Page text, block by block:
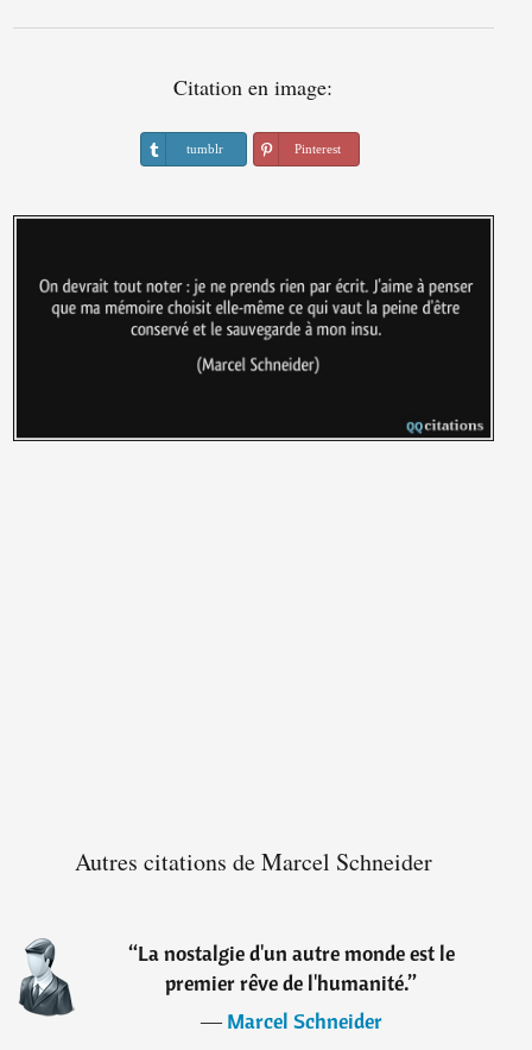
Citation en image:
tumblr Pinterest
Autres citations de Marcel Schneider
“La nostalgie d'un autre monde est le
premier rêve de l'humanité.”
―Marcel Schneider